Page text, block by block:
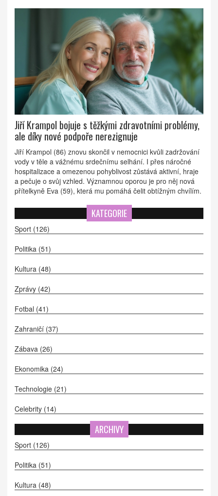
Jiří Krampol bojuje s těžkými zdravotními problémy,
ale díky nové podpoře nerezignuje
Jiří Krampol (86) znovu skončil v nemocnici kvůli zadržování
vody v těle a vážnému srdečnímu selhání. I přes náročné
hospitalizace a omezenou pohyblivost zůstává aktivní, hraje
a pečuje o svůj vzhled. Významnou oporou je pro něj nová
přítelkyně Eva (59), která mu pomáhá čelit obtížným chvílím.
KATEGORIE
Sport (126)
Politika (51)
Kultura (48)
Zprávy (42)
Fotbal (41)
Zahraničí (37)
Zábava (26)
Ekonomika (24)
Technologie (21)
Celebrity (14)
ARCHIVY
Sport (126)
Politika (51)
Kultura (48)